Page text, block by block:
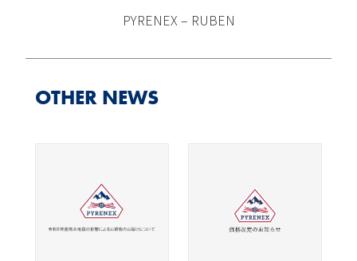
PYRENEX – RUBEN
OTHER NEWS